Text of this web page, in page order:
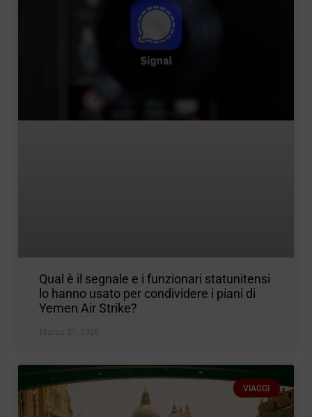
Qual è il segnale e i funzionari statunitensi
lo hanno usato per condividere i piani di
Yemen Air Strike?
Marzo 27, 2025
VIAGGI